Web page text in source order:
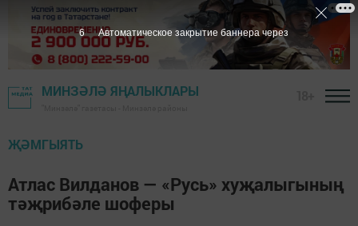
МИНЗӘЛӘ ЯҢАЛЫКЛАРЫ
ҖӘМГЫЯТЬ
Атлас Вилданов — «Русь» хуҗалыгының
тәҗрибәле шоферы
4 Автоматическое закрытие баннера через